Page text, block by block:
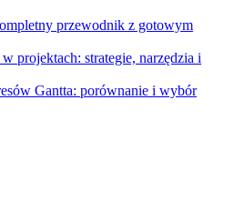
przewodnik z gotowym
projektach: strategie, narzędzia i
Gantta: porównanie i wybór